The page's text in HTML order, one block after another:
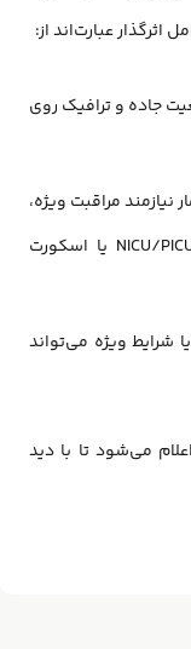
عبارت‌اند از:
جاده و ترافیک روی
نیازمند مراقبت ویژه،
پایش دقیق‌تر یا شرایط خاص (مثل NICU/PICU یا اسکورت
شرایط ویژه می‌تواند
اعلام می‌شود تا با دید